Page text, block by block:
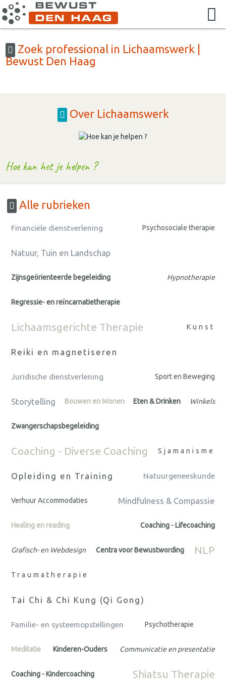
Zoek professional in Lichaamswerk |
Bewust Den Haag
Over Lichaamswerk
Hoe kan het je helpen ?
Alle rubrieken
Financiële dienstverlening Psychosociale therapie
Natuur, Tuin en Landschap
Zijnsgeörienteerde begeleiding Hypnotherapie
Regressie- en reïncarnatietherapie
Lichaamsgerichte Therapie Kunst
Reiki en magnetiseren
Juridische dienstverlening Sport en Beweging
Storytelling Bouwen en Wonen Eten & Drinken Winkels
Zwangerschapsbegeleiding
Coaching - Diverse Coaching Sjamanisme
Opleiding en Training Natuurgeneeskunde
Verhuur Accommodaties Mindfulness & Compassie
Healing en reading Coaching - Lifecoaching
Grafisch- en Webdesign Centra voor Bewustwording NLP
Traumatherapie
Tai Chi & Chi Kung (Qi Gong)
Familie- en systeemopstellingen Psychotherapie
Meditatie Kinderen-Ouders Communicatie en presentatie
Coaching - Kindercoaching Shiatsu Therapie